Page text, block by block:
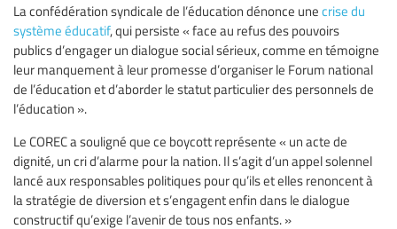
La confédération syndicale de l’éducation dénonce une crise du
système éducatif, qui persiste « face au refus des pouvoirs
publics d’engager un dialogue social sérieux, comme en témoigne
leur manquement à leur promesse d’organiser le Forum national
de l’éducation et d’aborder le statut particulier des personnels de
l’éducation ».
Le COREC a souligné que ce boycott représente « un acte de
dignité, un cri d’alarme pour la nation. Il s’agit d’un appel solennel
lancé aux responsables politiques pour qu’ils et elles renoncent à
la stratégie de diversion et s’engagent enfin dans le dialogue
constructif qu’exige l’avenir de tous nos enfants. »